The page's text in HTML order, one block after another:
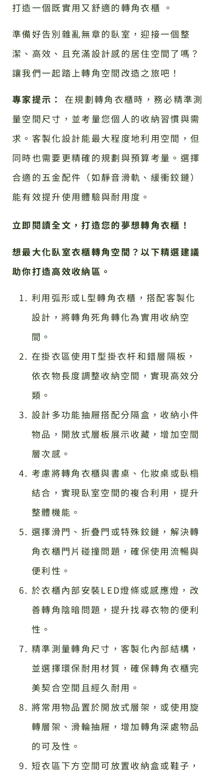
打造一個既實用又舒適的轉角衣櫃 。
準備好告別雜亂無章的臥室，迎接一個整
潔、高效、且充滿設計感的居住空間了嗎？
讓我們一起踏上轉角空間改造之旅吧！
專家提示：
在規劃轉角衣櫃時，務必精準測
量空間尺寸，並考量您個人的收納習慣與需
求。客製化設計能最大程度地利用空間，但
同時也需要更精確的規劃與預算考量。選擇
合適的五金配件（如靜音滑軌、緩衝鉸鏈）
能有效提升使用體驗與耐用度。
立即閱讀全文，打造您的夢想轉角衣櫃！
想最大化臥室衣櫃轉角空間？以下精選建議
助你打造高效收納區。
利用弧形或L型轉角衣櫃，搭配客製化
設計，將轉角死角轉化為實用收納空
間。
在掛衣區使用T型掛衣杆和錯層隔板，
依衣物長度調整收納空間，實現高效分
類。
設計多功能抽屜搭配分隔盒，收納小件
物品，開放式層板展示收藏，增加空間
層次感。
考慮將轉角衣櫃與書桌、化妝桌或臥榻
結合，實現臥室空間的複合利用，提升
整體機能。
選擇滑門、折疊門或特殊鉸鏈，解決轉
角衣櫃門片碰撞問題，確保使用流暢與
便利性。
於衣櫃內部安裝LED燈條或感應燈，改
善轉角陰暗問題，提升找尋衣物的便利
性。
精準測量轉角尺寸，客製化內部結構，
並選擇環保耐用材質，確保轉角衣櫃完
美契合空間且經久耐用。
將常用物品置於開放式層架，或使用旋
轉層架、滑輪抽屜，增加轉角深處物品
的可及性。
短衣區下方空間可放置收納盒或鞋子，